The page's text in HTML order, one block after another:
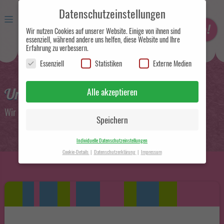
Handelsunternehmen in Berlin
Unser Milchspeiseeis
Wir lieben das traditionelle italienische Milchspeiseeis
Datenschutzeinstellungen
Wir nutzen Cookies auf unserer Website. Einige von ihnen sind
essenziell, während andere uns helfen, diese Website und Ihre
Erfahrung zu verbessern.
Essenziell
Statistiken Externe Medien
Alle akzeptieren
Speichern
Individuelle Datenschutzeinstellungen
Cookie-Details
Datenschutzerklärung Impressum
Datenschutzeinstellungen
Hier finden Sie eine Übersicht über alle verwendeten Cookies. Sie
Cookies auswählen.